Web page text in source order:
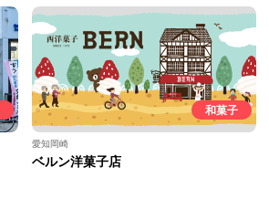
和菓子
愛知岡崎
ベルン洋菓子店